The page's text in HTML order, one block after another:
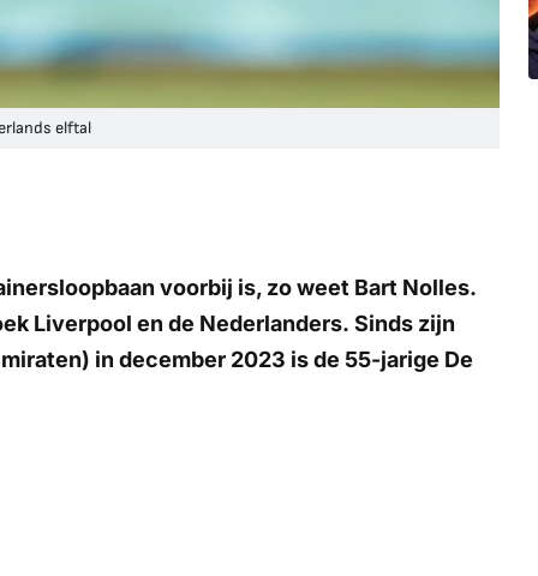
elftal
voorbij is, zo weet Bart Nolles.
Liverpool en de Nederlanders. Sinds zijn
in december 2023 is de 55-jarige De